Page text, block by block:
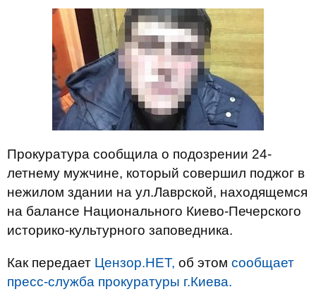
Прокуратура сообщила о подозрении 24-
летнему мужчине, который совершил поджог в
нежилом здании на ул.Лаврской, находящемся
на балансе Национального Киево-Печерского
историко-культурного заповедника.
Как передает Цензор.НЕТ, об этом сообщает
пресс-служба прокуратуры г.Киева.